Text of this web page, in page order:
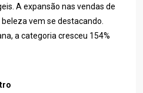
A expansão nas vendas de
vem se destacando.
a categoria cresceu 154%